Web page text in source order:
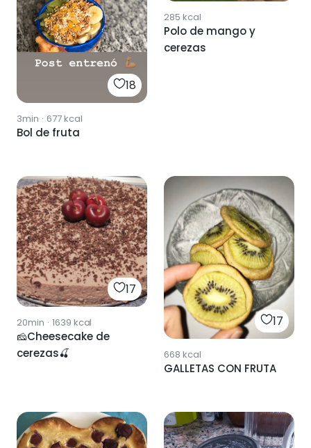
18
3min · 677kcal
Bol de fruta
285 kcal
Polo de mango y
cerezas
17
20min · 1639 kcal
🧀Cheesecake de
cerezas🍒
17
668 kcal
GALLETAS CON FRUTA